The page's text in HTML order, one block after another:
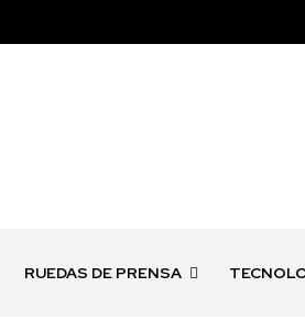
RUEDAS DE PRENSA